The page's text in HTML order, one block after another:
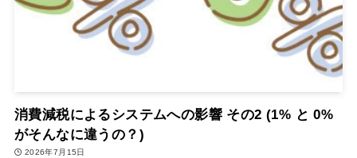
消費減税によるシステムへの影響 その2 (1% と 0%
がそんなに違うの？)
2026年7月15日